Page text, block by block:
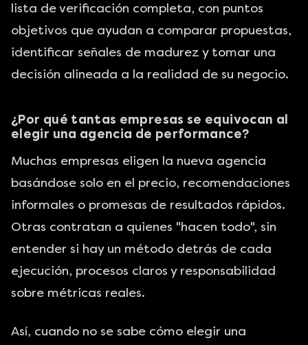
lista de verificación completa, con puntos
objetivos que ayudan a comparar propuestas,
identificar señales de madurez y tomar una
decisión alineada a la realidad de su negocio.
¿Por qué tantas empresas se equivocan al
elegir una agencia de performance?
Muchas empresas eligen la nueva agencia
basándose solo en el precio, recomendaciones
informales o promesas de resultados rápidos.
Otras contratan a quienes "hacen todo", sin
entender si hay un método detrás de cada
ejecución, procesos claros y responsabilidad
sobre métricas reales.
Así, cuando no se sabe cómo elegir una